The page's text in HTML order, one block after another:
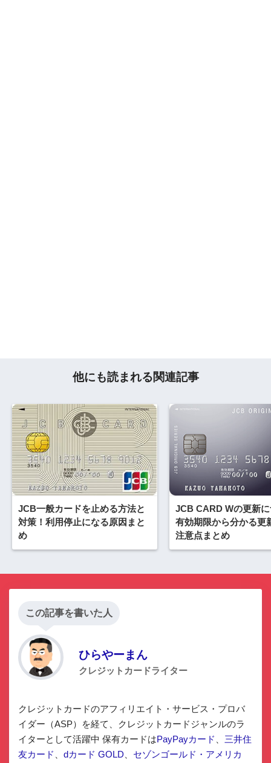
他にも読まれる関連記事
JCB一般カードを止める方法と
対策！利用停止になる原因まと
め
JCB CARD Wの更新
有効期限から分かる更
注意点まとめ
この記事を書いた人
ひらやーまん
クレジットカードライター
クレジットカードのアフィリエイト・サービス・プロバ
イダー（ASP）を経て、クレジットカードジャンルのラ
イターとして活躍中 保有カードはPayPayカード
三井住
友カード
dカード GOLD
セゾンゴールド・アメリカ